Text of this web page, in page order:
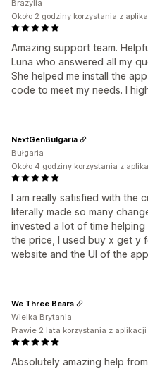
Amazing support team.
Luna who answered all my
She helped me install the
code to meet my needs. I
Brazylia
Około 2 godziny korzystania z
I am really satisfied with
literally made so many
invested a lot of time
the price, I used buy x get y
website and the UI of the
NextGenBulgaria
Bułgaria
Około 4 godziny korzystania z
Absolutely amazing help
We Three Bears
Wielka Brytania
Prawie 2 lata korzystania z aplikacji